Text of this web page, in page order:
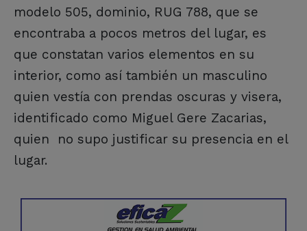
modelo 505, dominio, RUG 788, que se
encontraba a pocos metros del lugar, es
que constatan varios elementos en su
interior, como así también un masculino
quien vestía con prendas oscuras y visera,
identificado como Miguel Gere Zacarias,
quien no supo justificar su presencia en el
lugar.